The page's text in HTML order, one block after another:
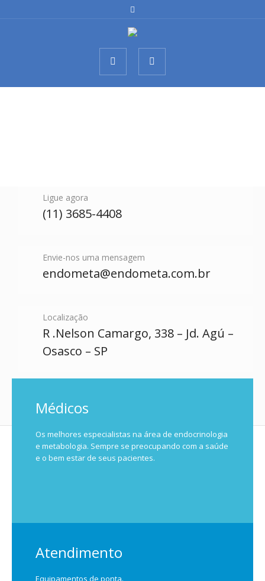
Ligue agora
(11) 3685-4408
Envie-nos uma mensagem
endometa@endometa.com.br
Localização
R .Nelson Camargo, 338 – Jd. Agú –
Osasco – SP
Médicos
Os melhores especialistas na área de endocrinologia
e metabologia. Sempre se preocupando com a saúde
e o bem estar de seus pacientes.
Atendimento
Equipamentos de ponta.